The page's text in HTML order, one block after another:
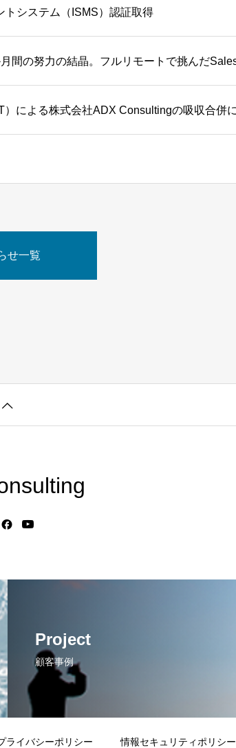
トシステム（ISMS）認証取得
せ一覧
Project
顧客事例
ライバシーポリシー 情報セキュリティポリシー